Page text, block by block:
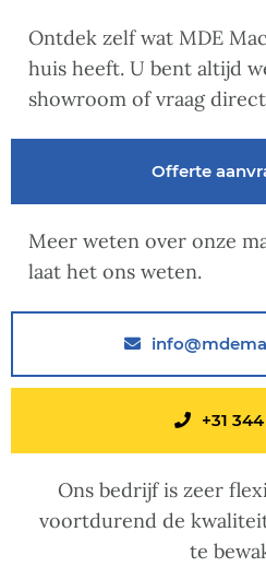
Ontdek zelf wat MDE
huis heeft. U bent altijd
showroom of vraag
Offerte
Meer weten over onze
laat het ons weten.
+31
Ons bedrijf is zeer
voortdurend de
te